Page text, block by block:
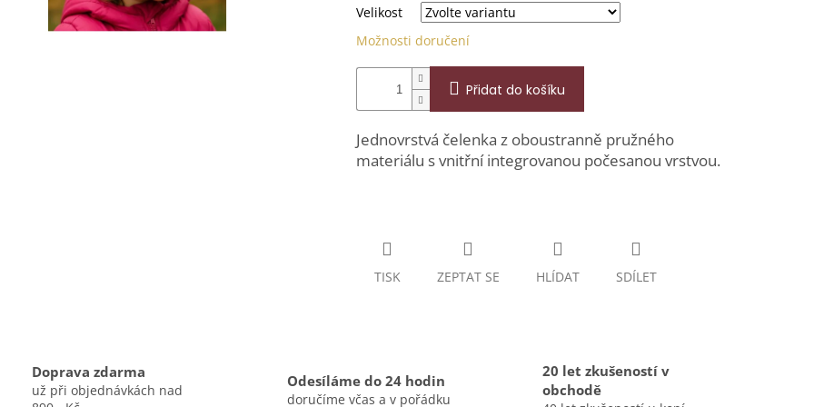
Velikost
Možnosti doručení
Přidat do košíku
Jednovrstvá čelenka z oboustranně pružného
materiálu s vnitřní integrovanou počesanou vrstvou.
TISK ZEPTAT SE HLÍDAT SDÍLET
Doprava zdarma
už při objednávkách nad
Odesíláme do 24 hodin
doručíme včas a v pořádku
20 let zkušeností v
obchodě